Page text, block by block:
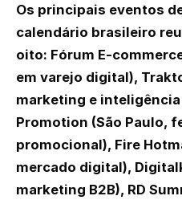
Os principais eventos
calendário brasileiro
oito: Fórum E-
em varejo digital),
marketing e
Promotion (São Paulo,
promocional), Fire
mercado digital),
marketing B2B), RD